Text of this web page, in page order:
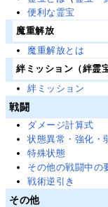
便利な霊宝
魔重解放
魔重解放とは
絆ミッション（絆霊宝
絆ミッション
戦闘
ダメージ計算式
状態異常・強化・
特殊状態
その他の戦闘中の
戦術逆引き
その他